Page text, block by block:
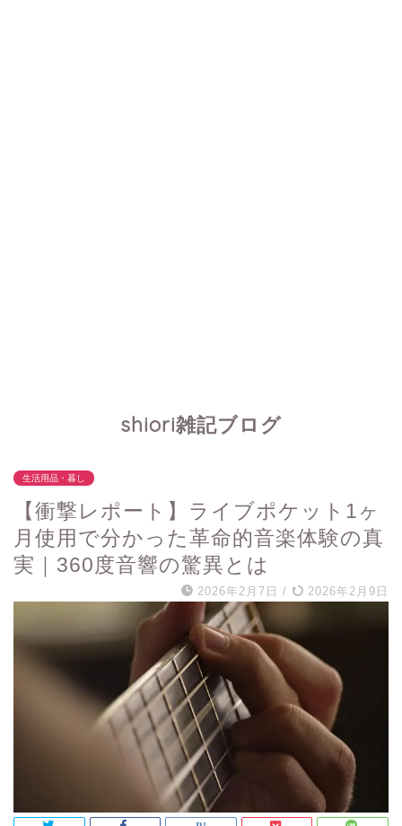
shiori雑記ブログ
生活用品・暮し
【衝撃レポート】ライブポケット1ヶ
月使用で分かった革命的音楽体験の真
実｜360度音響の驚異とは
2026年2月7日 / 2026年2月9日